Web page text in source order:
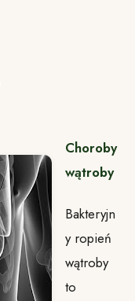
Choroby
wątroby
Bakteryjn
y ropień
wątroby
to